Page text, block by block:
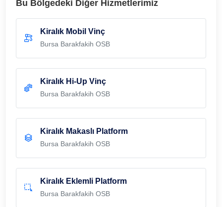
Bu Bölgedeki Diğer Hizmetlerimiz
Kiralık Mobil Vinç
Bursa Barakfakih OSB
Kiralık Hi-Up Vinç
Bursa Barakfakih OSB
Kiralık Makaslı Platform
Bursa Barakfakih OSB
Kiralık Eklemli Platform
Bursa Barakfakih OSB